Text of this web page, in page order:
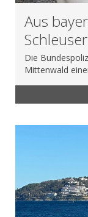
Aus
Die
Mittenwald